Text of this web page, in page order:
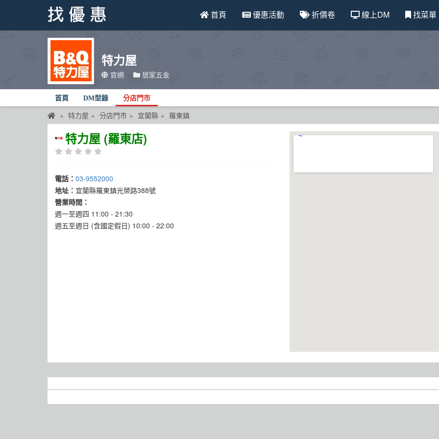
首頁 優惠活動 折價卷 線上DM 找菜單
特力屋
官網 居家五金
首頁 DM型錄 分店門市
特力屋 分店門市 宜蘭縣 羅東鎮
特力屋 (羅東店)
電話： 03-9552000
地址： 宜蘭縣羅東鎮光榮路388號
營業時間：
週一至週四 11:00 - 21:30
週五至週日 (含國定假日) 10:00 - 22:00
找優惠